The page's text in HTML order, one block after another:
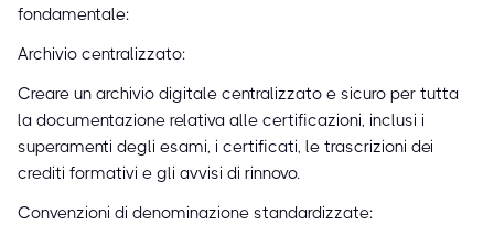
fondamentale:
Archivio centralizzato:
Creare un archivio digitale centralizzato e sicuro per tutta
la documentazione relativa alle certificazioni, inclusi i
superamenti degli esami, i certificati, le trascrizioni dei
crediti formativi e gli avvisi di rinnovo.
Convenzioni di denominazione standardizzate: